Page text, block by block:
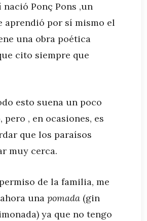
Ponç Pons ,un
aprendió por sí mismo el
una obra poética
cito siempre que
esto suena un poco
pero , en ocasiones, es
que los paraísos
muy cerca.
de la familia, me
una pomada (gin
ya que no tengo